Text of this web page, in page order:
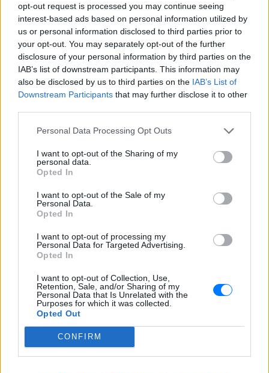
opt-out request is processed you may continue seeing
interest-based ads based on personal information utilized by
us or personal information disclosed to third parties prior to
your opt-out. You may separately opt-out of the further
disclosure of your personal information by third parties on the
IAB’s list of downstream participants. This information may
also be disclosed by us to third parties on the IAB’s List of
Downstream Participants that may further disclose it to other
Personal Data Processing Opt Outs
I want to opt-out of the Sharing of my
personal data.
Opted In
I want to opt-out of the Sale of my
Personal Data.
Opted In
I want to opt-out of processing my
Personal Data for Targeted Advertising.
Opted In
I want to opt-out of Collection, Use,
Retention, Sale, and/or Sharing of my
Personal Data that Is Unrelated with the
Purposes for which it was collected.
Opted Out
CONFIRM
Ακολουθήστε το E-Radio.gr στοGoogle News
και μάθετε πρώτοι τα πιο hot νέα .
Για ακόμη περισσότερανέα, μπείτε στηνροή
ειδήσεωντου E-Daily.gr
Ακολουθήστε το E-Radio.gr και στο Instagram